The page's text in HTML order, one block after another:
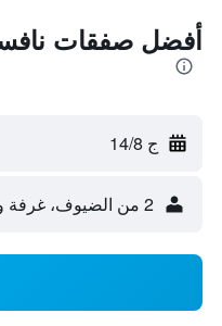
أفضل صفقات
ج 14/8
2 من الضيوف، غرفة واحدة